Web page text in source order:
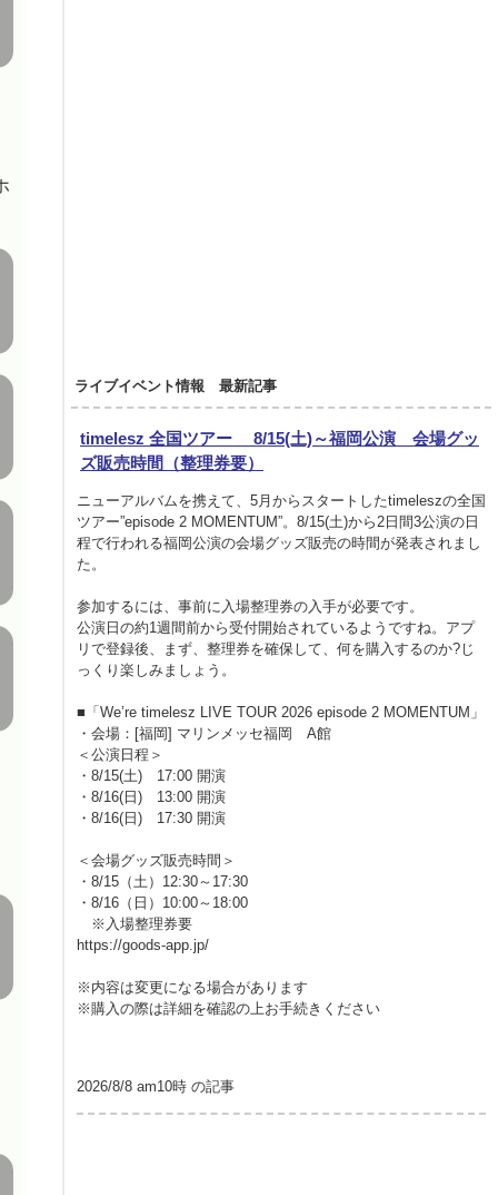
ライブイベント情報 最新記事
timelesz 全国ツアー 8/15(土)～福岡公演 会場グッ
ズ販売時間（整理券要）
ニューアルバムを携えて、5月からスタートしたtimeleszの全国
ツアー”episode 2 MOMENTUM”。8/15(土)から2日間3公演の日
程で行われる福岡公演の会場グッズ販売の時間が発表されまし
た。
参加するには、事前に入場整理券の入手が必要です。
公演日の約1週間前から受付開始されているようですね。アプ
リで登録後、まず、整理券を確保して、何を購入するのか?じ
っくり楽しみましょう。
■「We’re timelesz LIVE TOUR 2026 episode 2 MOMENTUM」
・会場：[福岡] マリンメッセ福岡 A館
＜公演日程＞
・8/15(土) 17:00 開演
・8/16(日) 13:00 開演
・8/16(日) 17:30 開演
＜会場グッズ販売時間＞
・8/15（土）12:30～17:30
・8/16（日）10:00～18:00
※入場整理券要
https://goods-app.jp/
※内容は変更になる場合があります
※購入の際は詳細を確認の上お手続きください
2026/8/8 am10時 の記事